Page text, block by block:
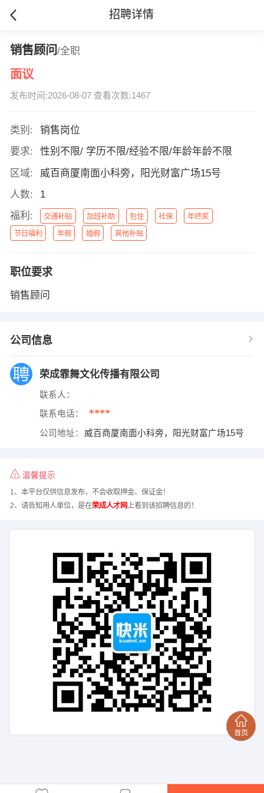
招聘详情
销售顾问/全职
面议
发布时间:2026-08-07 查看次数:1467
类别:
销售岗位
要求:
性别不限/ 学历不限/经验不限/年龄年龄不限
区域:
威百商厦南面小科旁，阳光财富广场15号
人数:
1
福利:
交通补贴 加班补助 包住 社保 年终奖
节日福利 年假 婚假 其他补贴
职位要求
销售顾问
公司信息
荣成霏舞文化传播有限公司
联系人：
联系电话： ****
公司地址： 威百商厦南面小科旁，阳光财富广场15号
温馨提示
1、本平台仅供信息发布，不会收取押金、保证金！
2、请告知用人单位，是在荣成人才网 上看到该招聘信息的！